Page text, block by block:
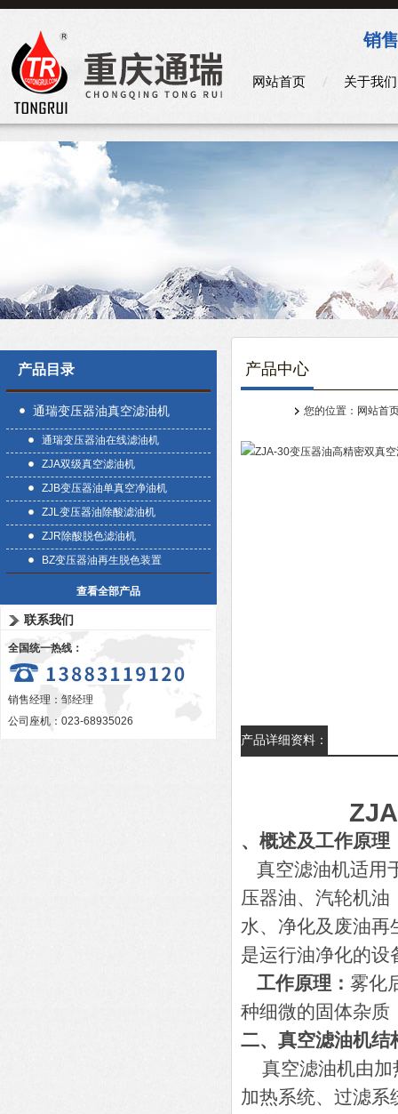
销
网站首页 关于我们
产品目录
通瑞变压器油真空滤油机
通瑞变压器油在线滤油机
ZJA双级真空滤油机
ZJB变压器油单真空净油机
ZJL变压器油除酸滤油机
ZJR除酸脱色滤油机
BZ变压器油再生脱色装置
查看全部产品
联系我们
全国统一热线：
销售经理：邹经理
公司座机：023-68935026
产品中心
您的位置： 网站首
产品详细资料：
、概述及工作原理
真空滤油机适用
压器油、汽轮机油
水、净化及废油再
是运行油净化的设
工作原理： 雾化
种细微的固体杂质
二、真空滤油机结
真空滤油机由加
加热系统、过滤系